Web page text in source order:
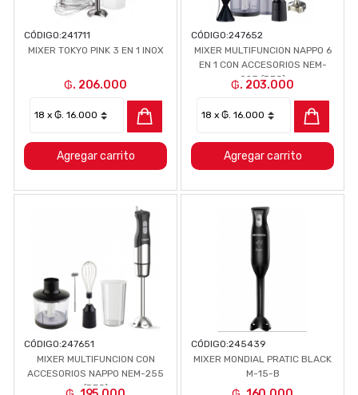
CÓDIGO:241711
MIXER TOKYO PINK 3 EN 1 INOX
₲. 206.000
Agregar carrito
CÓDIGO:247652
MIXER MULTIFUNCION NAPPO 6
EN 1 CON ACCESORIOS NEM-
023 (REG)
₲. 203.000
Agregar carrito
CÓDIGO:247651
MIXER MULTIFUNCION CON
ACCESORIOS NAPPO NEM-255
(REG)
CÓDIGO:245439
MIXER MONDIAL PRATIC BLACK
M-15-B